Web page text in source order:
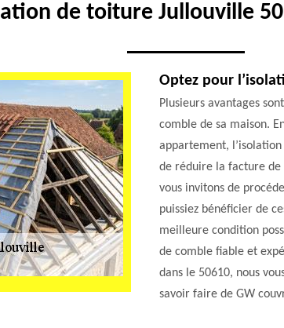
de toiture Jullouville
Optez pour
Plusieurs avantages
comble de sa maison.
appartement,
de réduire la facture de
vous invitons de
puissiez bénéficier de
meilleure condition
de comble fiable et
dans le 50610, nous
savoir faire de GW